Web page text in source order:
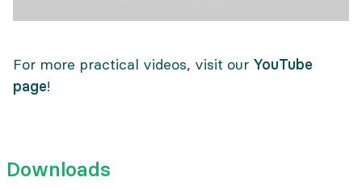
For more practical videos, visit our YouTube
page!
Downloads